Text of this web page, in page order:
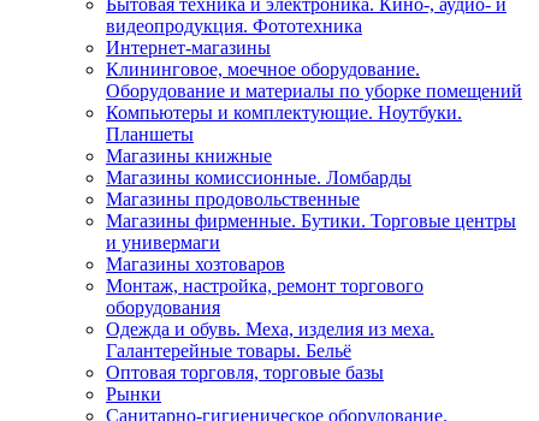
Бытовая техника и электроника. Кино-, аудио- и
видеопродукция. Фототехника
Интернет-магазины
Клининговое, моечное оборудование.
Оборудование и материалы по уборке помещений
Компьютеры и комплектующие. Ноутбуки.
Планшеты
Магазины книжные
Магазины комиссионные. Ломбарды
Магазины продовольственные
Магазины фирменные. Бутики. Торговые центры
и универмаги
Магазины хозтоваров
Монтаж, настройка, ремонт торгового
оборудования
Одежда и обувь. Меха, изделия из меха.
Галантерейные товары. Бельё
Оптовая торговля, торговые базы
Рынки
Санитарно-гигиеническое оборудование.